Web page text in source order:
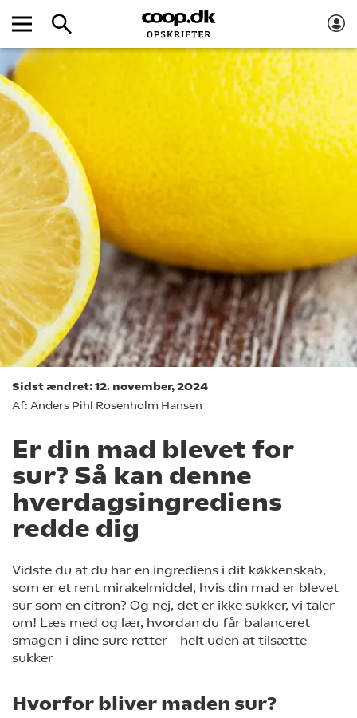
Sidst ændret: 12. november, 2024
Af: Anders Pihl Rosenholm Hansen
Er din mad blevet for
sur? Så kan denne
hverdagsingrediens
redde dig
Vidste du at du har en ingrediens i dit køkkenskab,
som er et rent mirakelmiddel, hvis din mad er blevet
sur som en citron? Og nej, det er ikke sukker, vi taler
om! Læs med og lær, hvordan du får balanceret
smagen i dine sure retter – helt uden at tilsætte
sukker
Hvorfor bliver maden sur?